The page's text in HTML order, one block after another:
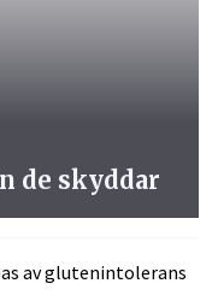
de skyddar